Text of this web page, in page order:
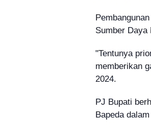
Sumber
"Tentunya
memberikan
2024.
PJ Bupati
Bapeda